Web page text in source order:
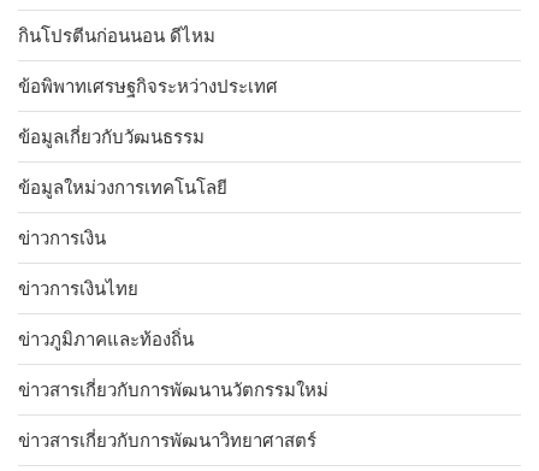
กินโปรตีนก่อนนอน ดีไหม
ข้อพิพาทเศรษฐกิจระหว่างประเทศ
ข้อมูลเกี่ยวกับวัฒนธรรม
ข้อมูลใหม่วงการเทคโนโลยี
ข่าวการเงิน
ข่าวการเงินไทย
ข่าวภูมิภาคและท้องถิ่น
ข่าวสารเกี่ยวกับการพัฒนานวัตกรรมใหม่
ข่าวสารเกี่ยวกับการพัฒนาวิทยาศาสตร์